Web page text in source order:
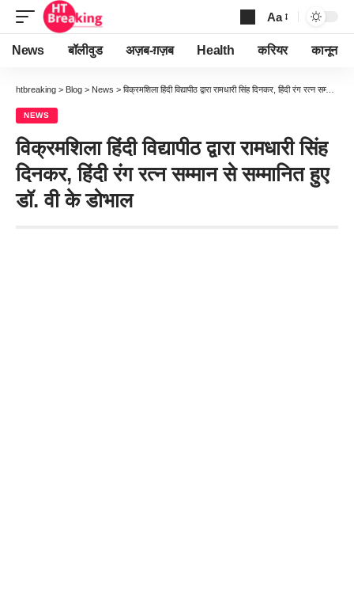
Font
Resizer
Aa
News बॉलीवुड अज़ब-ग़ज़ब Health करियर कानून
htbreaking > Blog > News > विक्रमशिला हिंदी विद्यापीठ द्वारा रामधारी सिंह दिनकर, हिंदी रंग रत्न सम्मान से सम्मानित हुए डॉ. वी के डोभाल
NEWS
विक्रमशिला हिंदी विद्यापीठ द्वारा रामधारी सिंह
दिनकर, हिंदी रंग रत्न सम्मान से सम्मानित हुए
डॉ. वी के डोभाल